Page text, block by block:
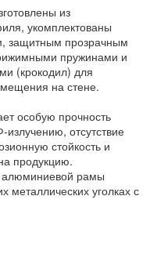
из
укомплектованы
защитным прозрачным
пружинами и
(крокодил) для
на стене.
особую прочность
излучению, отсутствие
стойкость и
продукцию.
алюминиевой рамы
металлических уголках с